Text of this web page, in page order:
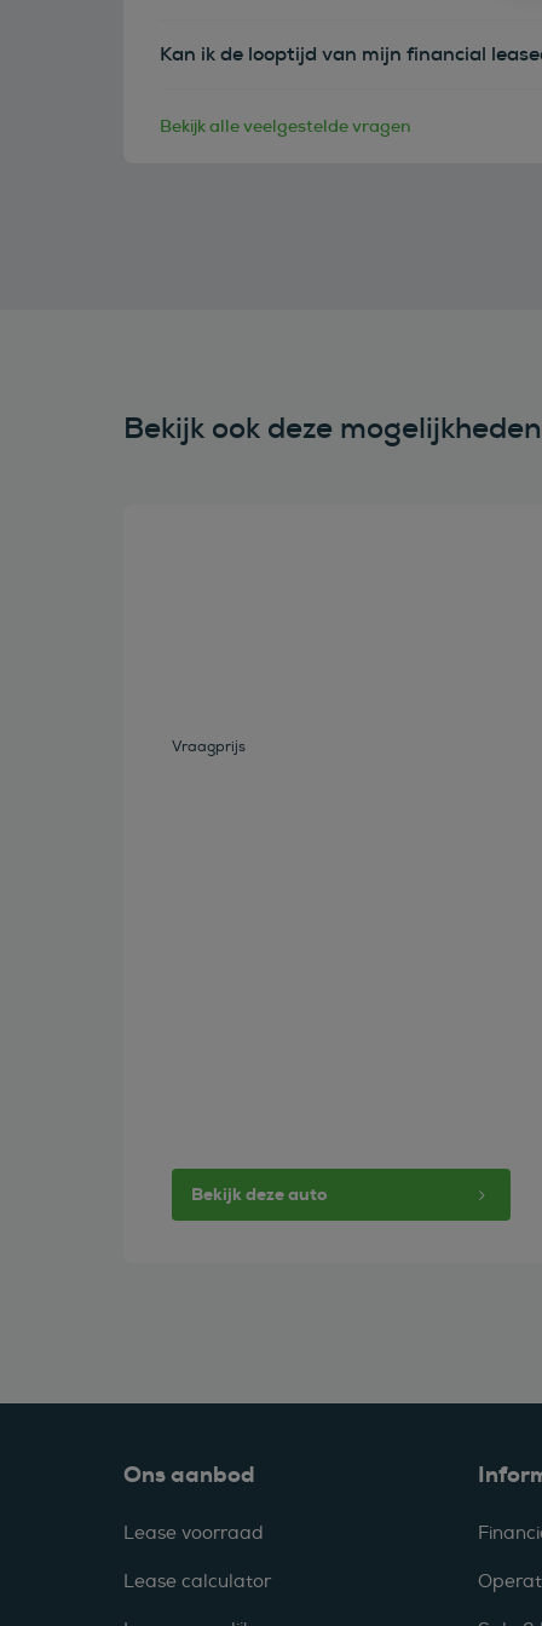
Kan ik de looptijd van mijn financial
Bekijk alle veelgestelde vragen
Bekijk ook deze
Vraagprijs
Bekijk deze auto
Ons aanbod
Lease voorraad
Lease calculator